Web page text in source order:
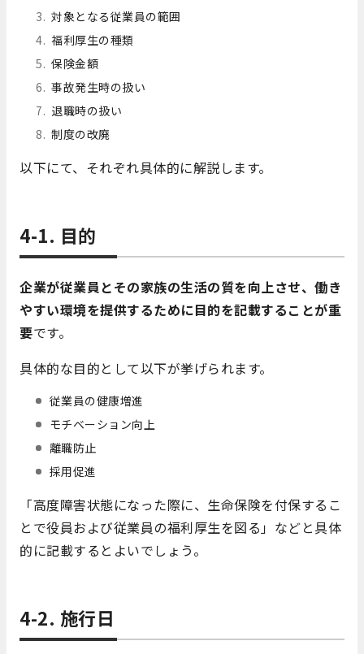
対象となる従業員の範囲
福利厚生の種類
保険金額
事故発生時の扱い
退職時の扱い
制度の改廃
以下にて、それぞれ具体的に解説します。
4-1. 目的
企業が従業員とその家族の生活の質を向上させ、働き
やすい環境を提供するために目的を記載することが重
要です。
具体的な目的として以下が挙げられます。
従業員の健康増進
モチベーション向上
離職防止
採用促進
「高度障害状態になった際に、生命保険を付保するこ
とで役員および従業員の福利厚生を図る」などと具体
的に記載するとよいでしょう。
4-2. 施行日